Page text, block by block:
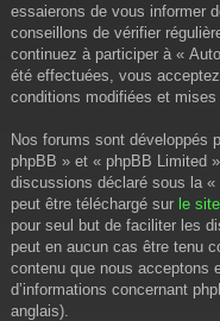
essaierons de vous informer
conseillons de vérifier
continuez à participer à «
été effectuées, vous
conditions modifiées et mises
Nos forums sont développés
phpBB » et « phpBB Limited
discussions déclaré sous la «
peut être téléchargé sur le
pour seul but de faciliter les
peut en aucun cas être tenu
contenu que nous acceptons
d’informations concernant
anglais).